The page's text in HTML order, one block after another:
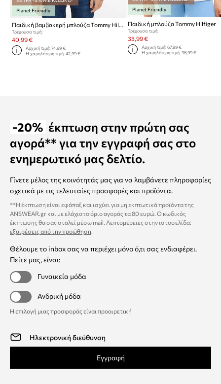
Planet Friendly
Τρέχουσα τιμή:
40,99 €
Αρχική τιμή:74,99 €
Η χαμηλότερη τιμή:42,99 €
Planet Friendly
Παιδική μπλούζα Tommy Hilfiger
Τρέχουσα τιμή:
33,99 €
Αρχική τιμή: 67,99 €
Η χαμηλότερη τιμή: 36,99 €
-20% έκπτωση στην πρώτη σας
αγορά** για την εγγραφή σας στο
ενημερωτικό μας δελτίο.
Γίνετε μέλος της κοινότητάς μας για να λαμβάνετε πληροφορίες
σχετικά με τις τελευταίες προσφορές και προϊόντα.
**Η έκπτωση είναι εφάπαξ και ισχύει για μη εκπτωτικά προϊόντα της
ANSWEAR.gr και με ελάχιστο όριο αγοράς τα 80 ευρώ. Ο κωδικός
έκπτωσης θα σας σταλεί μέσω mail. Λεπτομέρειες στην ιστοσελίδα:
εξαιρέσεις από την προώθηση.
Θέλουμε το inbox σας να περιέχει μόνο ό,τι σας ενδιαφέρει.
Πείτε μας, είναι:
Γυναικεία μόδα
Ανδρική μόδα
Η επιλογή μιας προσφοράς είναι προαιρετική
Εγγραφή